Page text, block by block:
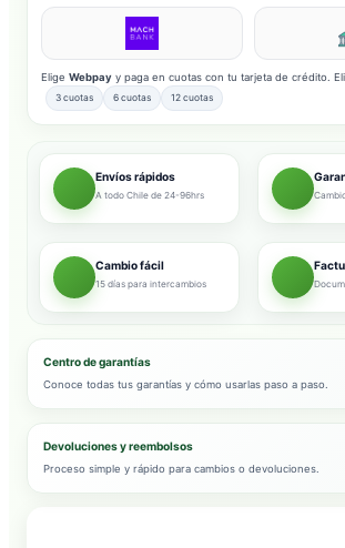
Elige Webpay y paga en cuotas con tu tarjeta de crédito.
3 cuotas 6 cuotas 12 cuotas
Envíos rápidos
A todo Chile de 24-96hrs
Cambio fácil
15 días para intercambios
Centro de garantías
Conoce todas tus garantías y cómo usarlas paso a paso.
Devoluciones y reembolsos
Proceso simple y rápido para cambios o devoluciones.